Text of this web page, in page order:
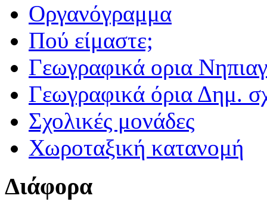
Οργανόγραμμα
Πού είμαστε;
Γεωγραφικά ορια
Γεωγραφικά όρια Δημ.
Σχολικές μονάδες
Χωροταξική κατανομή
Διάφορα